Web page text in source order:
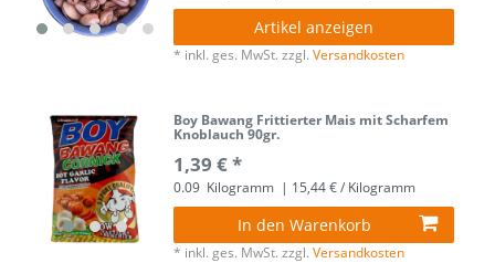
Artikel anzeigen
* inkl. ges. MwSt. zzgl.Versandkosten
Boy Bawang Frittierter Mais mit Scharfem
Knoblauch 90gr.
1,39 € *
0.09 Kilogramm | 15,44 € / Kilogramm
In den Warenkorb
* inkl. ges. MwSt. zzgl.Versandkosten